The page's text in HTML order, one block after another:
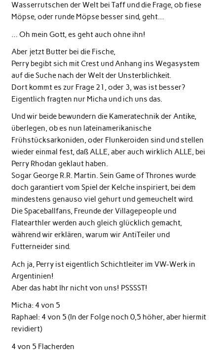
Wasserrutschen der Welt bei Taff und die Frage, ob fiese
Möpse, oder runde Möpse besser sind, geht…
… Oh mein Gott, es geht auch ohne ihn!
Aber jetzt Butter bei die Fische,
Perry begibt sich mit Crest und Anhang ins Wegasystem
auf die Suche nach der Welt der Unsterblichkeit.
Dort kommt es zur Frage 21, oder 3, was ist besser?
Eigentlich fragten nur Micha und ich uns das.
Und wir beide bewundern die Kameratechnik der Antike,
überlegen, ob es nun lateinamerikanische
Frühstücksarkoniden, oder Flunkeroiden sind und stellen
wieder einmal fest, daß ALLE, aber auch wirklich ALLE, bei
Perry Rhodan geklaut haben.
Sogar George R.R. Martin. Sein Game of Thrones wurde
doch garantiert vom Spiel der Kelche inspiriert, bei dem
mindestens genauso viel gehurt und gemeuchelt wird.
Die Spaceballfans, Freunde der Villagepeople und
Flatearthler werden auch gleich glücklich gemacht,
während wir erklären, warum wir AntiTeiler und
Futterneider sind.
Ach ja, Perry ist eigentlich Schichtleiter im VW-Werk in
Argentinien!
Aber das habt Ihr nicht von uns! PSSSST!
Micha: 4 von 5
Raphael: 4 von 5 (In der Folge noch 0,5 höher, aber hiermit
revidiert)
4 von 5 Flacherden